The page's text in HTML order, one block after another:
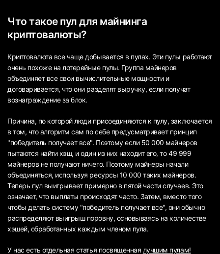
Что такое пул для майнинга
криптовалюты?
Криптовалюта все чаще добывается в пулах. Эти пулы работают
очень похоже на лотерейные пулы. Группа майнеров
объединяет все свои вычислительные мощности и
договаривается, что они разделят выручку, если получат
вознаграждение за блок.
Причина, по которой люди присоединяются к пулу, заключается
в том, что алгоритм сам по себе предусматривает принцип
"победитель получает все". Поэтому если 50 000 майнеров
пытаются найти хэш, и один из них находит его, то 49 999
майнеров не получают ничего. Поэтому майнеры начали
объединяться, используя ресурсы 10 000 таких майнеров.
Теперь пул выигрывает примерно в пятой части случаев. Это
означает, что выплаты происходят часто. Затем, вместо того
чтобы делать систему "победитель получает все", они обычно
распределяют выигрыш поровну, основываясь на количестве
хэшей, обработанных каждым членом пула.
У нас есть отдельная статья посвященная лучшим пулам!